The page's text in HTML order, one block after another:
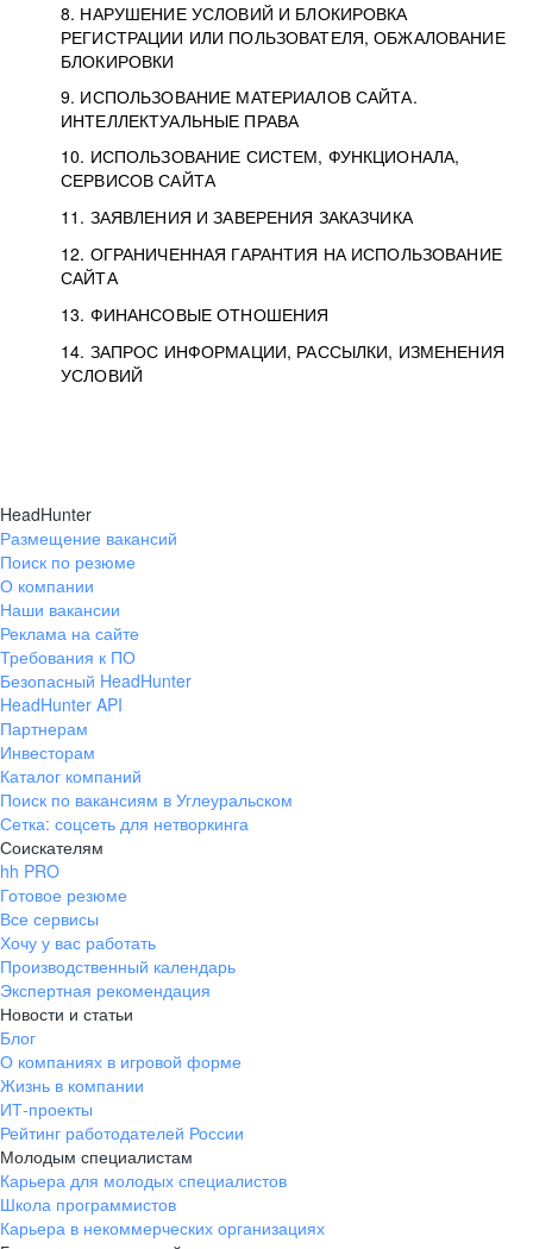
8. НАРУШЕНИЕ УСЛОВИЙ И БЛОКИРОВКА
РЕГИСТРАЦИИ ИЛИ ПОЛЬЗОВАТЕЛЯ, ОБЖАЛОВАНИЕ
БЛОКИРОВКИ
9. ИСПОЛЬЗОВАНИЕ МАТЕРИАЛОВ САЙТА.
ИНТЕЛЛЕКТУАЛЬНЫЕ ПРАВА
10. ИСПОЛЬЗОВАНИЕ СИСТЕМ, ФУНКЦИОНАЛА,
СЕРВИСОВ САЙТА
11. ЗАЯВЛЕНИЯ И ЗАВЕРЕНИЯ ЗАКАЗЧИКА
12. ОГРАНИЧЕННАЯ ГАРАНТИЯ НА ИСПОЛЬЗОВАНИЕ
САЙТА
13. ФИНАНСОВЫЕ ОТНОШЕНИЯ
14. ЗАПРОС ИНФОРМАЦИИ, РАССЫЛКИ, ИЗМЕНЕНИЯ
УСЛОВИЙ
HeadHunter
Размещение вакансий
Поиск по резюме
О компании
Наши вакансии
Реклама на сайте
Требования к ПО
Безопасный HeadHunter
HeadHunter API
Партнерам
Инвесторам
Каталог компаний
Поиск по вакансиям в Углеуральском
Сетка: соцсеть для нетворкинга
Соискателям
hh PRO
Готовое резюме
Все сервисы
Хочу у вас работать
Производственный календарь
Экспертная рекомендация
Новости и статьи
Блог
О компаниях в игровой форме
Жизнь в компании
ИТ-проекты
Рейтинг работодателей России
Молодым специалистам
Карьера для молодых специалистов
Школа программистов
Карьера в некоммерческих организациях